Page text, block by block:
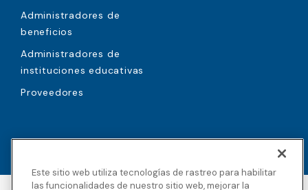
Administradores de
beneficios
Administradores de
instituciones educativas
Proveedores
Este sitio web utiliza tecnologías de rastreo para habilitar
las funcionalidades de nuestro sitio web, mejorar la